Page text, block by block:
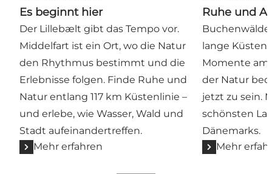
Es beginnt hier
Der Lillebælt gibt das Tempo vor.
Middelfart ist ein Ort, wo die Natur
den Rhythmus bestimmt und die
Erlebnisse folgen. Finde Ruhe und
Natur entlang 117 km Küstenlinie –
und erlebe, wie Wasser, Wald und
Stadt aufeinandertreffen.
Mehr erfahren
Ruhe und
lange
Momente am
der Natur
jetzt zu sein.
schönsten
Dänemarks.
Mehr